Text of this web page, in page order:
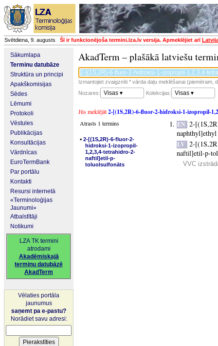
Svētdiena, 9. augusts Šī ir funkcionējoša termini.lza.lv versija. Apmeklējiet arī
Sākumlapa
Terminu datubāze
Struktūra un principi
Apakškomisijas
Sēdes
Lēmumi
Protokoli
Vēstules
Publikācijas
Konsultācijas
Vārdnīcas
EuroTermBank
Par portālu
Kontakti
Resursi internetā
«Terminoloģijas
Jaunumi»
Atbalstītāji
Notikumi
LZA TK termini
atrodami
Akadēmiskajā
terminu datubāzē
AkadTerm
Vēlaties portāla
jaunumus
saņemt pa e-pastu?
Norādiet savu adresi:
AkadTerm – plašākā latviešu
Izmantojiet zvaigznīti * vārda daļu meklēšanai (piemēram,
Nozares:
Visas ▾ Kolekcijas: Visas ▾
Jūs meklējāt2-[(1S,2R)-6-fluor-2-hidroksi-1-izopropil-
Atrasts 1 termins
▪ 2-[(1S,2R)-6-fluor-2-
hidroksi-1-izopropil-
1,2,3,4-tetrahidro-2-
naftil]etil-p-
toluolsulfonāts
EN 2-
naphthyl]ethyl
LV 2-
naftil]etil-p-
VVC